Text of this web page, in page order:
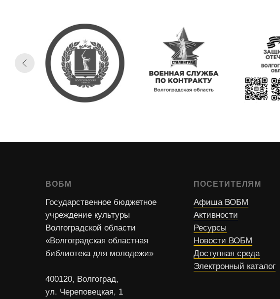
ВОБМ
Государственное бюджетное
учреждение культуры
Волгоградской области
«Волгоградская областная
библиотека для молодежи»
400120, Волгоград,
ул. Череповецкая, 1
ПОСЕТИТЕЛЯМ
Афиша ВОБМ
Активности
Ресурсы
Новости ВОБМ
Доступная среда
Электронный каталог